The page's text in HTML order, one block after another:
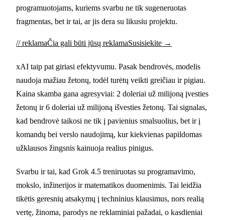
programuotojams, kuriems svarbu ne tik sugeneruotas
fragmentas, bet ir tai, ar jis dera su likusiu projektu.
// reklamaČia gali būti jūsų reklamaSusisiekite →
xAI taip pat giriasi efektyvumu. Pasak bendrovės, modelis
naudoja mažiau žetonų, todėl turėtų veikti greičiau ir pigiau.
Kaina skamba gana agresyviai: 2 doleriai už milijoną įvesties
žetonų ir 6 doleriai už milijoną išvesties žetonų. Tai signalas,
kad bendrovė taikosi ne tik į pavienius smalsuolius, bet ir į
komandų bei verslo naudojimą, kur kiekvienas papildomas
užklausos žingsnis kainuoja realius pinigus.
Svarbu ir tai, kad Grok 4.5 treniruotas su programavimo,
mokslo, inžinerijos ir matematikos duomenimis. Tai leidžia
tikėtis geresnių atsakymų į techninius klausimus, nors realią
vertę, žinoma, parodys ne reklaminiai pažadai, o kasdieniai